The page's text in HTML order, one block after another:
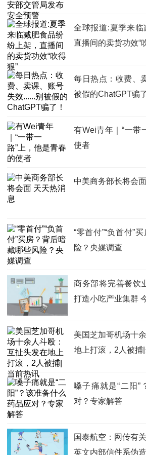
全球报道:夏季来临
直播间的卖货功效“
每日热点：收费、
被假的ChatGPT骗
有Wei青年｜“一带
使者
中美商务部长将会
“零首付”“负首付”
险？央媒调查
商务部将完善餐饮
打造小吃产业集群
美国芝加哥机场十
地上打滚，2人被捕
嗓子痛就是“二阳”
对？专家解答
国泰航空：网传有
英文内部信件系伪